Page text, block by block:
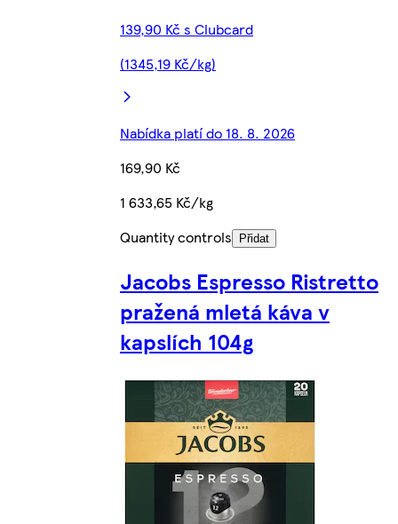
139,90 Kč s Clubcard
(1345,19 Kč/kg)
Nabídka platí do 18. 8. 2026
169,90 Kč
1 633,65 Kč/kg
Quantity controls
Přidat
Jacobs Espresso Ristretto
pražená mletá káva v
kapslích 104g